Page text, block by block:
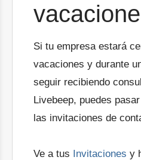
Si tu empresa estará
vacaciones y durante
seguir recibiendo
Livebeep, puedes
las invitaciones de
Ve a tus Invitaciones y